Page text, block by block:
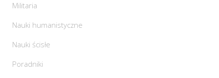
Militaria
Nauki humanistyczne
Nauki ścisłe
Poradniki